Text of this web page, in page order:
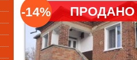
ПРОДАНО
-14%